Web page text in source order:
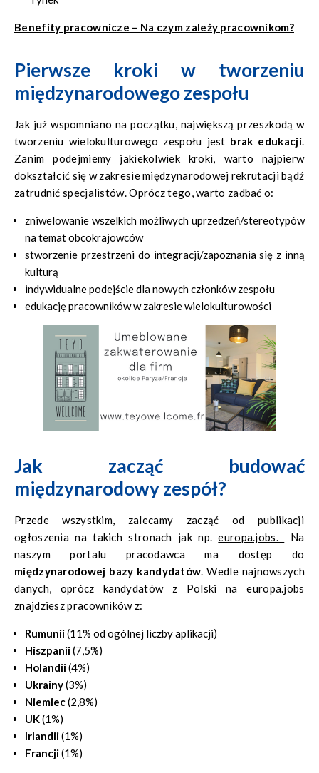
Benefity pracownicze – Na czym zależy pracownikom?
Pierwsze kroki w tworzeniu
międzynarodowego zespołu
Jak już wspomniano na początku, największą przeszkodą w
tworzeniu wielokulturowego zespołu jest brak edukacji.
Zanim podejmiemy jakiekolwiek kroki, warto najpierw
dokształcić się w zakresie międzynarodowej rekrutacji bądź
zatrudnić specjalistów. Oprócz tego, warto zadbać o:
zniwelowanie wszelkich możliwych uprzedzeń/stereotypów
na temat obcokrajowców
stworzenie przestrzeni do integracji/zapoznania się z inną
kulturą
indywidualne podejście dla nowych członków zespołu
edukację pracowników w zakresie wielokulturowości
Jak zacząć budować
międzynarodowy zespół?
Przede wszystkim, zalecamy zacząć od publikacji
ogłoszenia na takich stronach jak np.europa.jobs.
Na
naszym portalu pracodawca ma dostęp do
międzynarodowej bazy kandydatów. Wedle najnowszych
danych, oprócz kandydatów z Polski na europa.jobs
znajdziesz pracowników z:
Rumunii(11% od ogólnej liczby aplikacji)
Hiszpanii(7,5%)
Holandii(4%)
Ukrainy(3%)
Niemiec(2,8%)
UK(1%)
Irlandii(1%)
Francji(1%)